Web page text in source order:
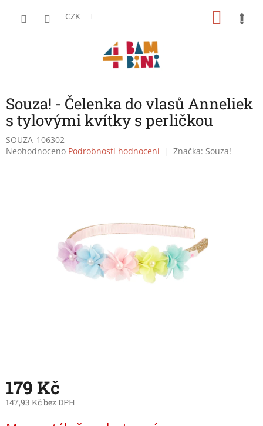
CZK
Souza! - Čelenka do vlasů Anneliek
s tylovými kvítky s perličkou
SOUZA_106302
Průměrné
Neohodnoceno Podrobnosti hodnocení Značka: Souza!
179 Kč
147,93 Kč bez DPH